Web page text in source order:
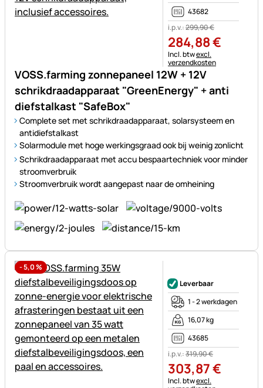
VOSS.farming zonnepaneel 12W + 12V
schrikdraadapparaat "GreenEnergy" + anti
diefstalkast "SafeBox"
Complete set met schrikdraadapparaat, solarsysteem en
antidiefstalkast
Solarmodule met hoge werkingsgraad ook bij weinig zonlicht
Schrikdraadapparaat met accu bespaartechniek voor minder
stroomverbruik
Stroomverbruik wordt aangepast naar de omheining
43682
i.p.v.:299,90€
284,88€
Belastinginformatie:
Incl. btwexcl.
verzendkosten
-5,0%
Leverbaar
1 - 2 werkdagen
16,07 kg
43685
i.p.v.:319,90€
303,87€
Belastinginformatie:
Incl. btwexcl.